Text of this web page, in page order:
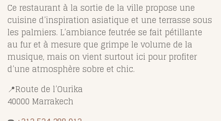
Ce restaurant à la sortie de la ville propose une
cuisine d’inspiration asiatique et une terrasse sous
les palmiers. L’ambiance feutrée se fait pétillante
au fur et à mesure que grimpe le volume de la
musique, mais on vient surtout ici pour profiter
d’une atmosphère sobre et chic.
📍Route de l’Ourika
40000 Marrakech